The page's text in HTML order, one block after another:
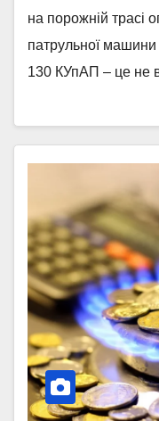
на порожній трасі
патрульної машини
130 КУпАП – це не